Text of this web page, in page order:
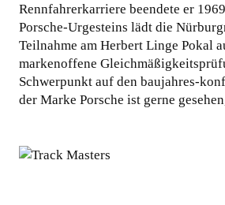
Rennfahrerkarriere beendete er
Porsche-Urgesteins lädt die
Teilnahme am Herbert Linge Pokal
markenoffene
Schwerpunkt auf den baujahres-
der Marke Porsche ist gerne